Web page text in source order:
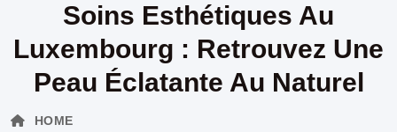
Soins Esthétiques Au
Luxembourg : Retrouvez Une
Peau Éclatante Au Naturel
HOME